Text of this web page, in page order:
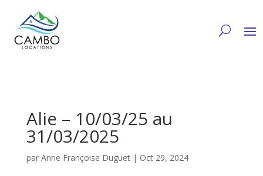
Alie – 10/03/25 au
31/03/2025
par Anne Françoise Duguet| Oct 29, 2024